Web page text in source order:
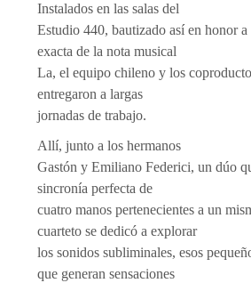
Instalados en las salas del
Estudio 440, bautizado así en honor a
exacta de la nota musical
La, el equipo chileno y los
entregaron a largas
jornadas de trabajo.
Allí, junto a los hermanos
Gastón y Emiliano Federici, un dúo
sincronía perfecta de
cuatro manos pertenecientes a un
cuarteto se dedicó a explorar
los sonidos subliminales, esos
que generan sensaciones